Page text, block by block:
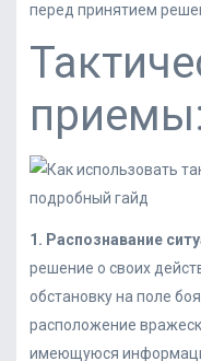
перед принятием
1. Распознавание
решение о своих
обстановку на поле
расположение
имеющуюся